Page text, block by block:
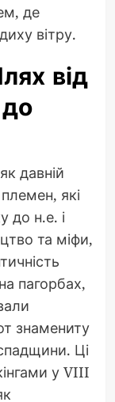
де
вітру.
від
давній
які
до н.е. і
та міфи,
пагорбах,
знамениту
Ці
у VIII